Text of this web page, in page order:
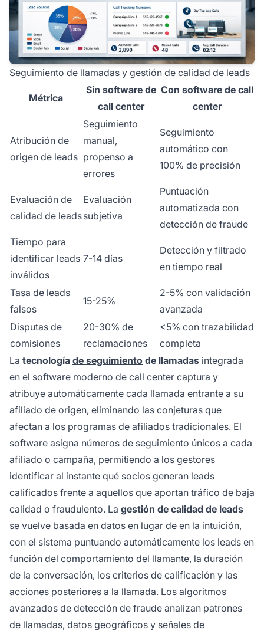
Seguimiento de llamadas y gestión de calidad de leads
Métrica
Sin software de
call center
Con software de call
center
Atribución de
origen de leads
Seguimiento
manual,
propenso a
errores
Seguimiento
automático con
100% de precisión
Evaluación de
calidad de leads
Evaluación
subjetiva
Puntuación
automatizada con
detección de fraude
Tiempo para
identificar leads
inválidos
7-14 días
Detección y filtrado
en tiempo real
Tasa de leads
falsos
15-25%
2-5% con validación
avanzada
Disputas de
comisiones
20-30% de
reclamaciones
<5% con trazabilidad
completa
La tecnología de seguimiento de llamadas integrada
en el software moderno de call center captura y
atribuye automáticamente cada llamada entrante a su
afiliado de origen, eliminando las conjeturas que
afectan a los programas de afiliados tradicionales. El
software asigna números de seguimiento únicos a cada
afiliado o campaña, permitiendo a los gestores
identificar al instante qué socios generan leads
calificados frente a aquellos que aportan tráfico de baja
calidad o fraudulento. La gestión de calidad de leads
se vuelve basada en datos en lugar de en la intuición,
con el sistema puntuando automáticamente los leads en
función del comportamiento del llamante, la duración
de la conversación, los criterios de calificación y las
acciones posteriores a la llamada. Los algoritmos
avanzados de detección de fraude analizan patrones
de llamadas, datos geográficos y señales de